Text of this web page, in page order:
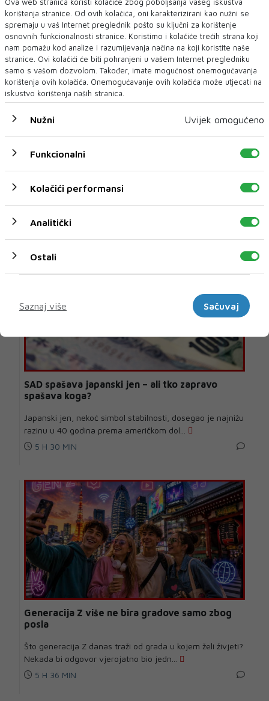
Biznis
SAD spašava japanski jen – ali tko zapravo
spašava koga?
Japanski jen, nekoć simbol stabilnosti, dosegao je najnižu
razinu u 40 godina prema američkom dol...
5 H 30 MIN
Generacija Z više ne bira gradove samo zbog
posla
Što generacija Z danas traži od grada u kojem želi živjeti?
Nekada bi odgovor vjerojatno bio jedn...
5 H 36 MIN
korištenja stranice. Od ovih kolačića, oni karakterizirani kao nužni se
spremaju u vaš Internet preglednik pošto su ključni za korištenje
osnovnih funkcionalnosti stranice. Koristimo i kolačiće trećih strana koji
nam pomažu kod analize i razumijevanja načina na koji koristite naše
stranice. Ovi kolačići će biti pohranjeni u vašem Internet pregledniku
samo s vašom dozvolom. Također, imate mogućnost onemogućavanja
korištenja ovih kolačića. Onemogućavanje ovih kolačića može utjecati na
iskustvo korištenja naših stranica.
Nužni Uvijek omogućeno
Funkcionalni
Kolačići performansi
Analitički
Ostali
Saznaj više
Sačuvaj